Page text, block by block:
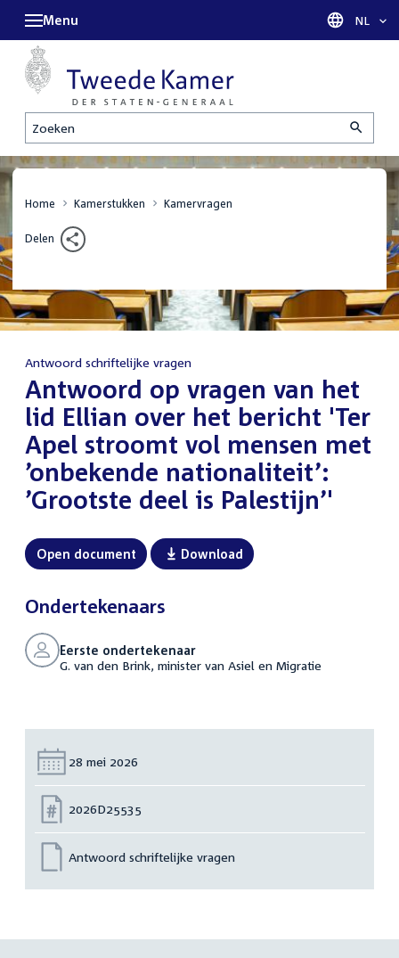
Zoeken
Menu Taal
NL
Home Kamerstukken Kamervragen
Delen
Antwoord schriftelijke vragen
Antwoord op vragen van het
lid Ellian over het bericht 'Ter
Apel stroomt vol mensen met
’onbekende nationaliteit’:
’Grootste deel is Palestijn’'
Open document Download
Ondertekenaars
Eerste ondertekenaar
G. van den Brink, minister van Asiel en Migratie
Datum:
28 mei 2026
Nummer:
2026D25535
Antwoord schriftelijke vragen